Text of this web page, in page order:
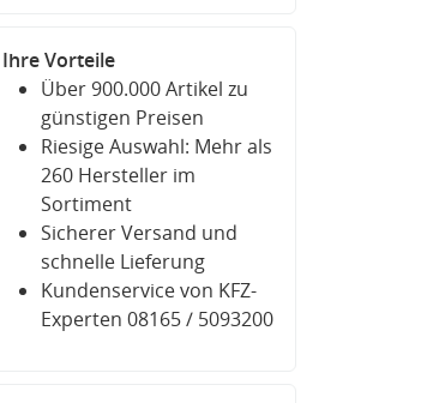
Ihre Vorteile
Über 900.000 Artikel zu
günstigen Preisen
Riesige Auswahl: Mehr als
260 Hersteller im
Sortiment
Sicherer Versand und
schnelle Lieferung
Kundenservice von KFZ-
Experten 08165 / 5093200